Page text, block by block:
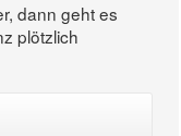
dann geht es
plötzlich